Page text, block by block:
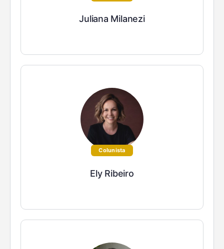
Juliana Milanezi
Colunista
Ely Ribeiro